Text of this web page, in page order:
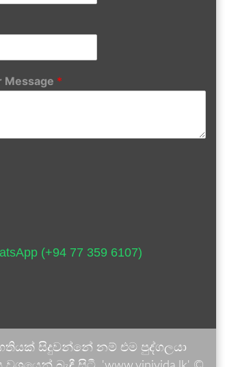
Message *
(+94 77 359 6107)
සිදුවන්නේ නම් එම පුද්ගලයා